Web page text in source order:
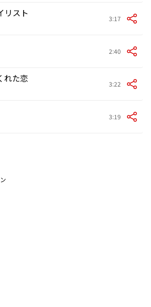
リスト 3:17
2:40
れた恋 3:22
3:19